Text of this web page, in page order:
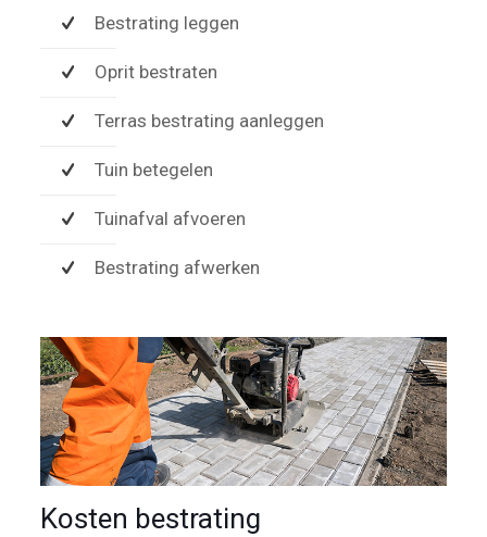
Bestrating leggen
Oprit bestraten
Terras bestrating aanleggen
Tuin betegelen
Tuinafval afvoeren
Bestrating afwerken
Kosten bestrating